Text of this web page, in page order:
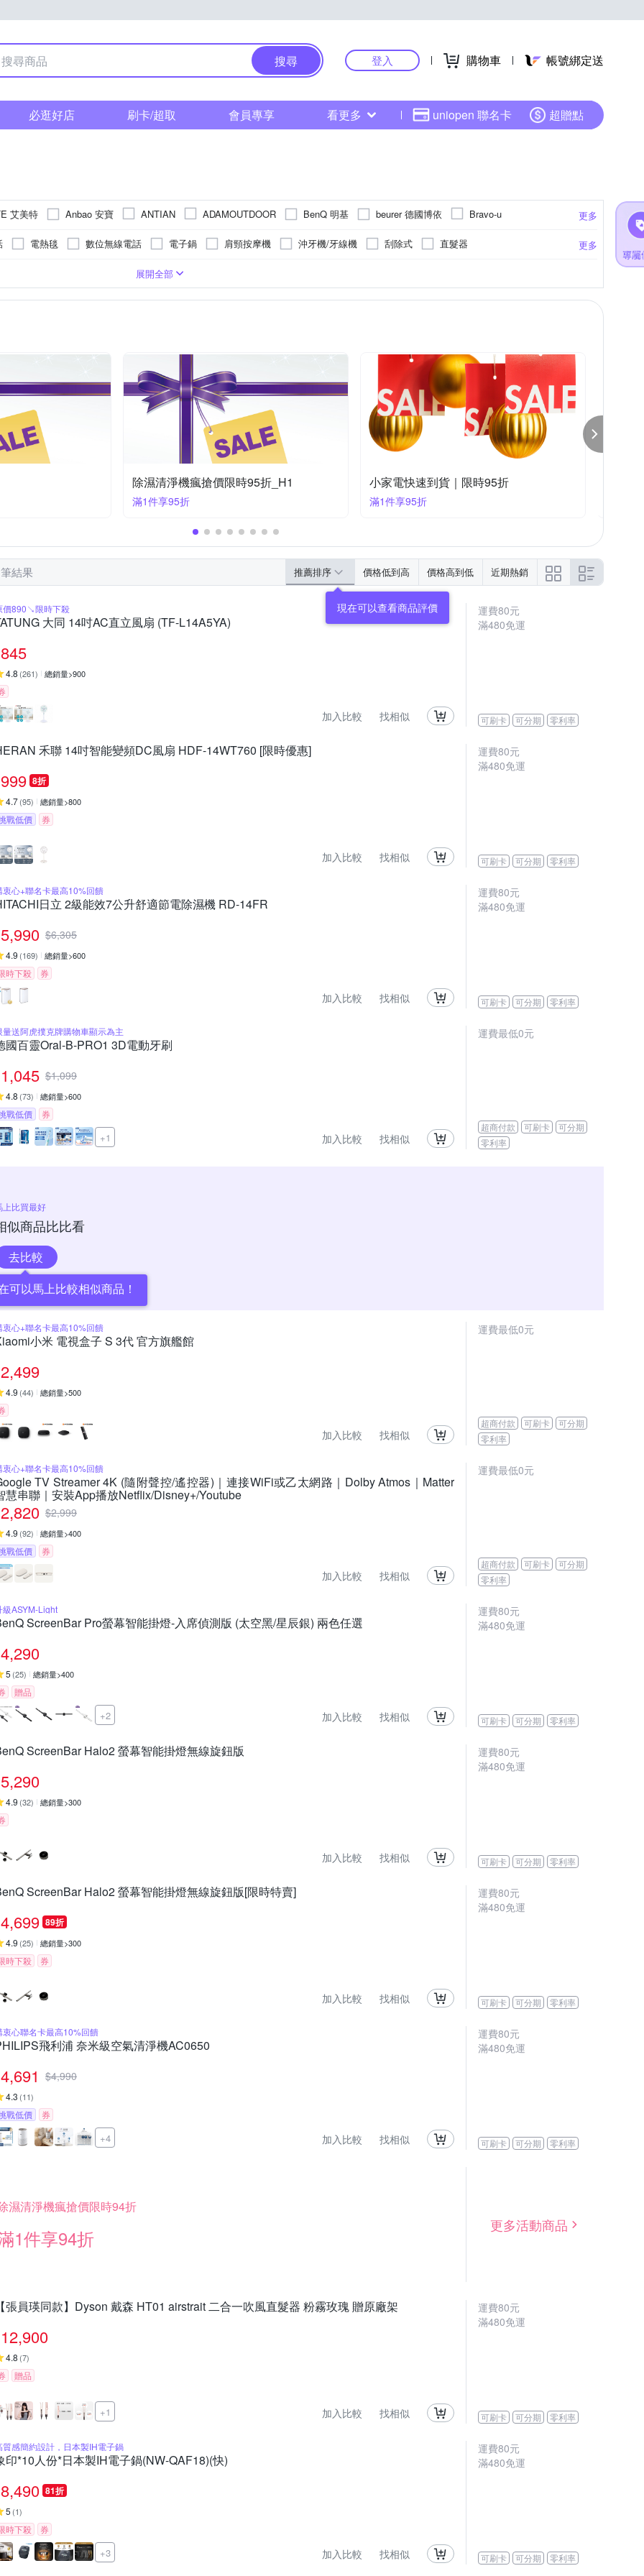
搜尋 登入 購物車 帳號綁定送
必逛好店 刷卡/超取 會員專享 看更多 uniopen 聯名卡 超贈點
更多
艾美特 Anbao 安寶 ANTIAN ADAMOUTDOOR BenQ 明基 beurer 德國博依
Bravo-u
Dawise DigiMax DIKE Dr.AV 聖岡科技 E-books Ergotech 人因科技 FJ
MAGIC
Marshall mods hair NORTHERN 北方 NESCAFE 雀巢咖啡 OPTOMA 奧圖碼
Oral-B
其他品牌 怡悅
更多
電熱毯 數位無線電話 電子鍋 肩頸按摩機 沖牙機/牙線機 刮除式
直髮器
微電腦電子鍋
電火鍋
美髮梳 腳底按摩機 HDMI轉接頭 烘鞋 美式咖啡機 捲髮棒
HDMI切換器
手持式風扇 陶瓷式
腰部
劇院喇叭
900W~1000W
2公升以上 4~5L
展開全部
BENQ燈具🔥限時優惠
任選1件4699
象印家電神券 滿2000折400(可累計)
滿2000折400
結果 推薦排序 價格低到高 價格高到低 近期熱銷
價890↘限時下殺
大同 14吋AC直立風扇 (TF-L14A5YA)
845
4.8 (261) 總銷量>900
加入比較 找相似
運費80元
滿480免運
可刷卡 可分期 零利率
禾聯 14吋智能變頻DC風扇 HDF-14WT760 [限時優惠]
999 8折
4.7(95) 總銷量>800
戰低價 券
加入比較 找相似
運費80元
滿480免運
可刷卡 可分期 零利率
衷心+聯名卡最高10%回饋
日立 2級能效7公升舒適節電除濕機 RD-14FR
5,990 $6,305
4.9 (169) 總銷量>600
時下殺 券
加入比較 找相似
運費80元
滿480免運
可刷卡 可分期 零利率
量送阿虎撲克牌購物車顯示為主
國百靈Oral-B-PRO1 3D電動牙刷
1,045 $1,099
4.8 (73) 總銷量>600
戰低價 券
+1 加入比較 找相似
運費最低0元
超商付款 可刷卡
可分期
零利率
上比買最好
似商品比比看
去比較
可以馬上比較相似商品！
衷心+聯名卡最高10%回饋
小米 電視盒子 S 3代 官方旗艦館
2,499
4.9 (44) 總銷量>500
加入比較 找相似
運費最低0元
超商付款 可刷卡
可分期
零利率
衷心+聯名卡最高10%回饋
TV Streamer 4K (隨附聲控/遙控器)｜連接WiFi或乙太網路｜Dolby Atmos｜Matter
慧串聯｜安裝App播放Netflix/Disney+/Youtube
2,820 $2,999
4.9 (92) 總銷量>400
戰低價 券
加入比較 找相似
運費最低0元
超商付款 可刷卡
可分期
零利率
級ASYM-Light
ScreenBar Pro螢幕智能掛燈-入席偵測版 (太空黑/星辰銀) 兩色任選
4,290
5 (25) 總銷量>400
贈品
+2 加入比較 找相似
運費80元
滿480免運
可刷卡 可分期 零利率
ScreenBar Halo2 螢幕智能掛燈無線旋鈕版
5,290
4.9 (32) 總銷量>300
加入比較 找相似
運費80元
滿480免運
可刷卡 可分期 零利率
ScreenBar Halo2 螢幕智能掛燈無線旋鈕版[限時特賣]
4,699 89折
4.9 (25) 總銷量>300
時下殺 券
加入比較 找相似
運費80元
滿480免運
可刷卡 可分期 零利率
衷心聯名卡最高10%回饋
飛利浦 奈米級空氣清淨機AC0650
4,691 $4,990
4.3 (11)
戰低價 券
+4 加入比較 找相似
運費80元
滿480免運
可刷卡 可分期 零利率
濕清淨機瘋搶價限時94折
1件享94折
更多活動商品
張員瑛同款】Dyson 戴森 HT01 airstrait 二合一吹風直髮器 粉霧玫瑰 贈原廠架
12,900
4.8 (7)
贈品
+1 加入比較 找相似
運費80元
滿480免運
可刷卡 可分期 零利率
質感簡約設計，日本製IH電子鍋
印*10人份*日本製IH電子鍋(NW-QAF18)(快)
8,490 81折
5 (1)
時下殺 券
+3 加入比較 找相似
運費80元
滿480免運
可刷卡 可分期 零利率